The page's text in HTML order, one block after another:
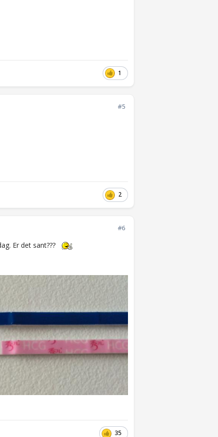
1
#5
2
#6
Er det sant???
35